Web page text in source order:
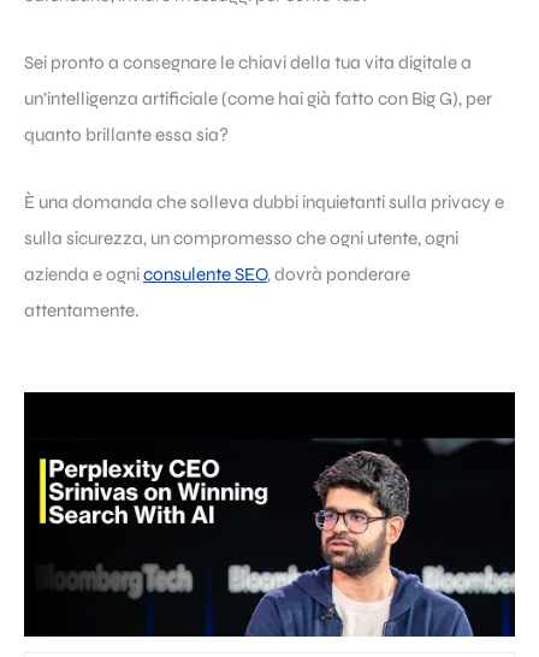
Sei pronto a consegnare le chiavi della tua vita digitale a
un’intelligenza artificiale (come hai già fatto con Big G), per
quanto brillante essa sia?
È una domanda che solleva dubbi inquietanti sulla privacy e
sulla sicurezza, un compromesso che ogni utente, ogni
azienda e ogniconsulente SEO, dovrà ponderare
attentamente.